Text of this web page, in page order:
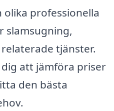
professionella
slamsugning,
tjänster.
att jämföra priser
den bästa